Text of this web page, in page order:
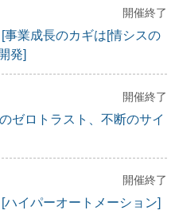
開催終了
事業成長のカギは[情シスの
発]
開催終了
ゼロトラスト、不断のサイ
開催終了
ハイパーオートメーション]